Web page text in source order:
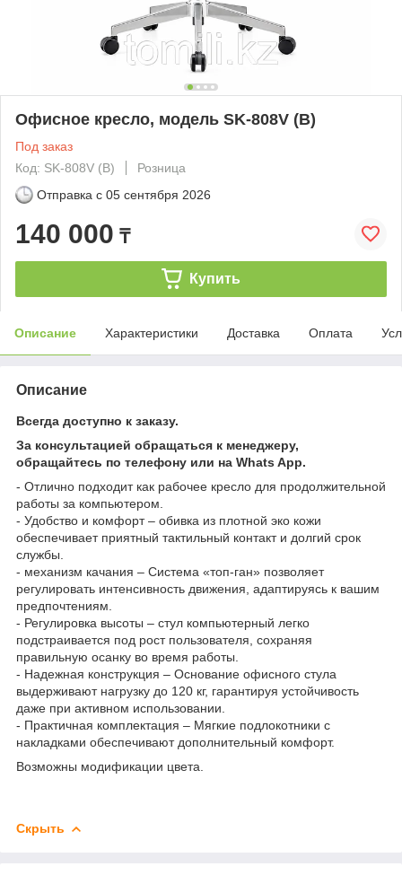
Офисное кресло, модель SK-808V (B)
Под заказ
Код: SK-808V (B)
Розница
Отправка с 05 сентября 2026
140 000 ₸
Купить
Описание Характеристики Доставка Оплата
Описание
Всегда доступно к заказу.
За консультацией обращаться к менеджеру,
обращайтесь по телефону или на Whats App.
- Отлично подходит как рабочее кресло для продолжительной
работы за компьютером.
- Удобство и комфорт – обивка из плотной эко кожи
обеспечивает приятный тактильный контакт и долгий срок
службы.
- механизм качания – Система «топ-ган» позволяет
регулировать интенсивность движения, адаптируясь к вашим
предпочтениям.
- Регулировка высоты – стул компьютерный легко
подстраивается под рост пользователя, сохраняя
правильную осанку во время работы.
- Надежная конструкция – Основание офисного стула
выдерживают нагрузку до 120 кг, гарантируя устойчивость
даже при активном использовании.
- Практичная комплектация – Мягкие подлокотники с
накладками обеспечивают дополнительный комфорт.
Возможны модификации цвета.
Скрыть